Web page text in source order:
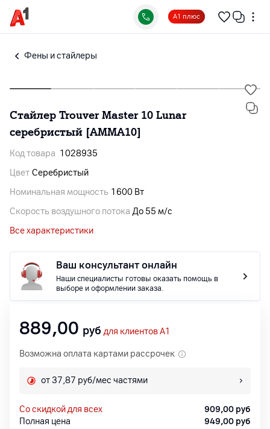
А1 плюс
Фены и стайлеры
Стайлер Trouver Master 10 Lunar
серебристый [AMMA10]
Код товара 1028935
Цвет Серебристый
Номинальная мощность 1600 Вт
Cкорость воздушного потока До 55 м/с
Все характеристики
Ваш консультант онлайн
Наши специалисты готовы оказать помощь в
выборе и оформлении заказа.
889,00 руб для клиентов A1
Возможна оплата картами рассрочек
от 37,87 руб/мес частями
со скидкой для всех 909,00 руб
Полная цена
949,00 руб